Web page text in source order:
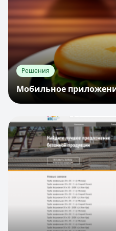
Решения
Мобильное